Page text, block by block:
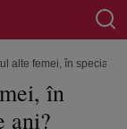
alte femei, în special
în
ani?